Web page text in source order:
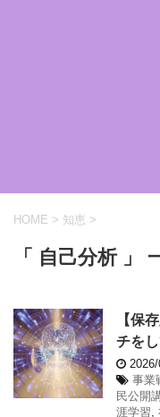
HOME > 知恵 >
「 自己分析 」
【保
チを
事業
民公開
涯学習